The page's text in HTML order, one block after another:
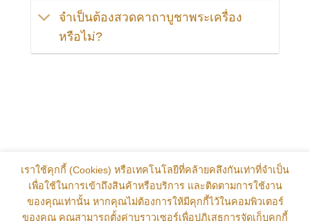
จำเป็นต้องสวดคาถาบูชาพระเครื่อง
หรือไม่?
เราใช้คุกกี้ (Cookies) หรือเทคโนโลยีที่คล้ายคลึงกันเท่าที่จำเป็น
เพื่อใช้ในการเข้าถึงสินค้าหรือบริการ และติดตามการใช้งาน
ของคุณเท่านั้น หากคุณไม่ต้องการให้มีคุกกี้ไว้ในคอมพิวเตอร์
ของคุณ คุณสามารถตั้งค่าบราวเซอร์เพื่อปฏิเสธการจัดเก็บคุกกี้